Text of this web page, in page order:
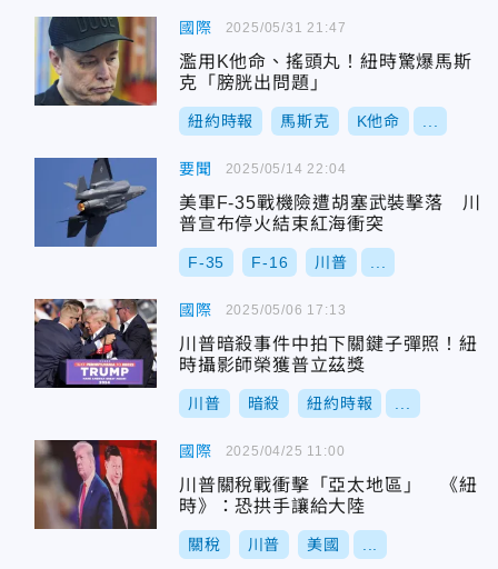
國際
濫用K他命、搖頭丸！紐時驚爆馬斯
克「膀胱出問題」
紐約時報 馬斯克 K他命
2025/05/31 21:47
要聞
美軍F-35戰機險遭胡塞武裝擊落 川
普宣布停火結束紅海衝突
F-35 F-16 川普
2025/05/14 22:04
國際
川普暗殺事件中拍下關鍵子彈照！紐
時攝影師榮獲普立茲獎
川普 暗殺 紐約時報
2025/05/06 17:13
國際
川普關稅戰衝擊「亞太地區」 《紐
時》：恐拱手讓給大陸
關稅 川普 美國
2025/04/25 11:00